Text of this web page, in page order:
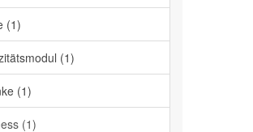
(1)
(1)
(1)
(1)